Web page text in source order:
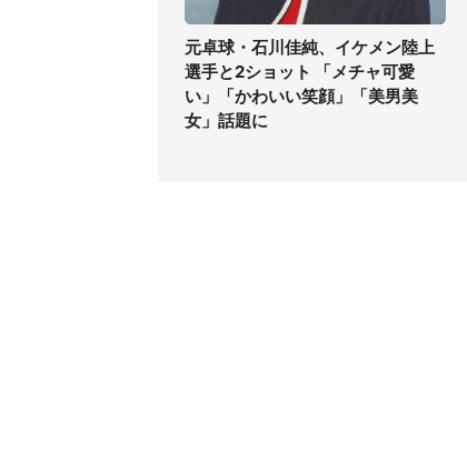
元卓球・石川佳純、イケメン陸上
選手と2ショット 「メチャ可愛
い」「かわいい笑顔」「美男美
女」話題に